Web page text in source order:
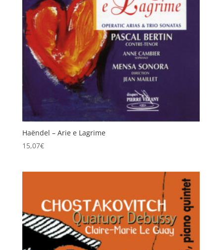
Haëndel – Arie e Lagrime
15,07€